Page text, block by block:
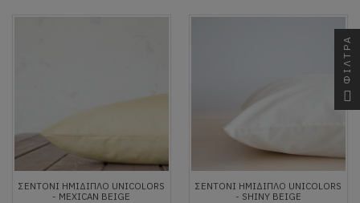
ΣΕΝΤΌΝΙ ΗΜΊΔΙΠΛΟ UNICOLORS
- MEXICAN BEIGE
ΣΕΝΤΌΝΙ ΗΜΊΔΙΠΛΟ UNICOLORS
- SHINY BEIGE
ΦΙΛΤΡΑ